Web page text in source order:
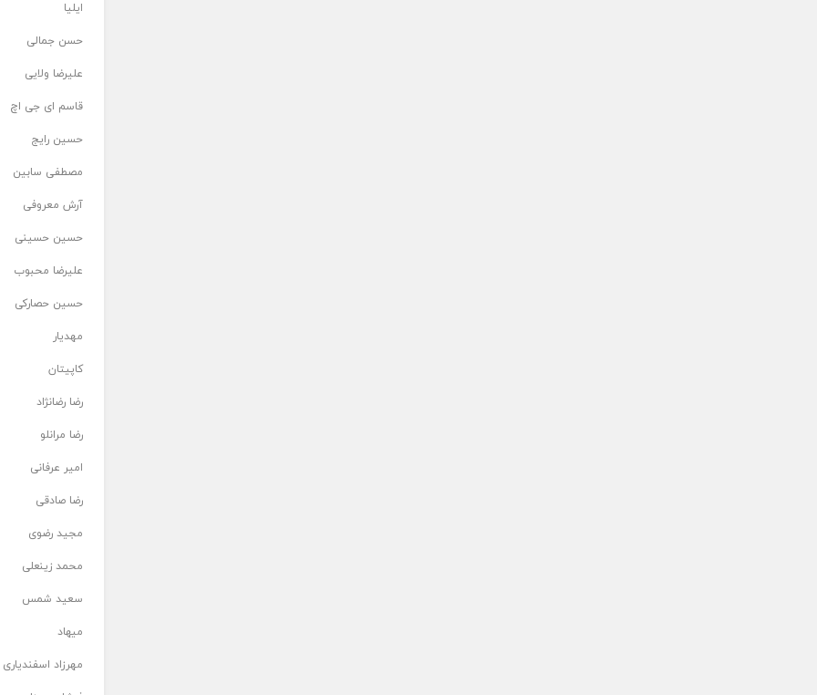
ایلیا
حسن جمالی
علیرضا ولایی
قاسم ای جی اچ
حسین رایج
مصطفی سابین
آرش معروفی
حسین حسینی
علیرضا محبوب
حسین حصارکی
مهدیار
کاپیتان
رضا رضانژاد
رضا مرانلو
امیر عرفانی
رضا صادقی
مجید رضوی
محمد زینعلی
سعید شمس
میهاد
مهرزاد اسفندیاری